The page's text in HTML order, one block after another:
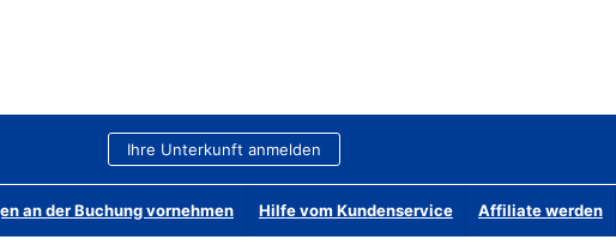
Ihre Unterkunft anmelden
an der Buchung vornehmen Hilfe vom Kundenservice Affiliate werden